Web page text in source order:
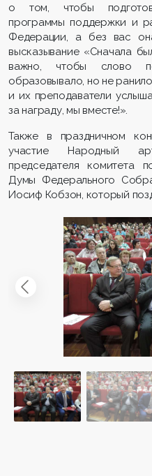
о том, чтобы
программы поддержки и
Федерации, а без вас
высказывание «Сначала
важно, чтобы слово
образовывало, но не
и их преподаватели
за награду, мы вместе!».
Также в праздничном
участие Народный
председателя комитета
Думы Федерального
Иосиф Кобзон, который